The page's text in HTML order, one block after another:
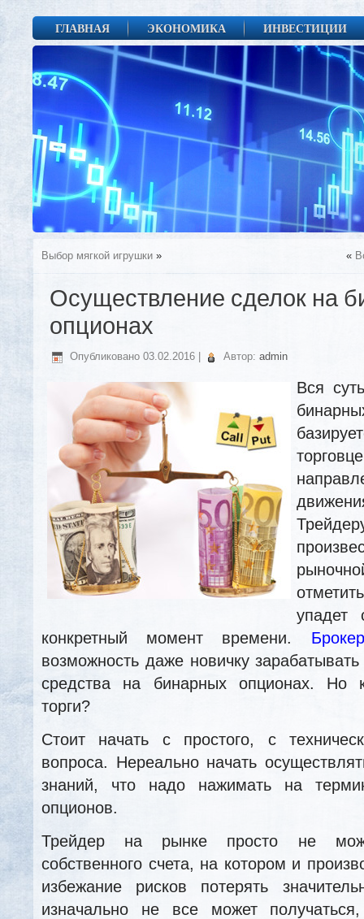
ГЛАВНАЯ ЭКОНОМИКА ИНВЕСТИЦИИ
Выбор мягкой игрушки » «
Осуществление сделок на
опционах
Опубликовано 03.02.2016 Автор: admin
Вся
упадет
конкретный момент времени.
возможность даже новичку
средства на бинарных опционах. Но
торги?
Стоит начать с простого, с
вопроса. Нереально начать
знаний, что надо нажимать на
опционов.
Трейдер на рынке просто не
собственного счета, на котором и
избежание рисков потерять
изначально не все может